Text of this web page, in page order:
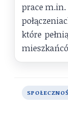
prace
które